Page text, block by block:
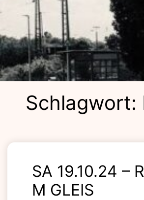
Schlagwort:
SA 19.10.24 –
M GLEIS